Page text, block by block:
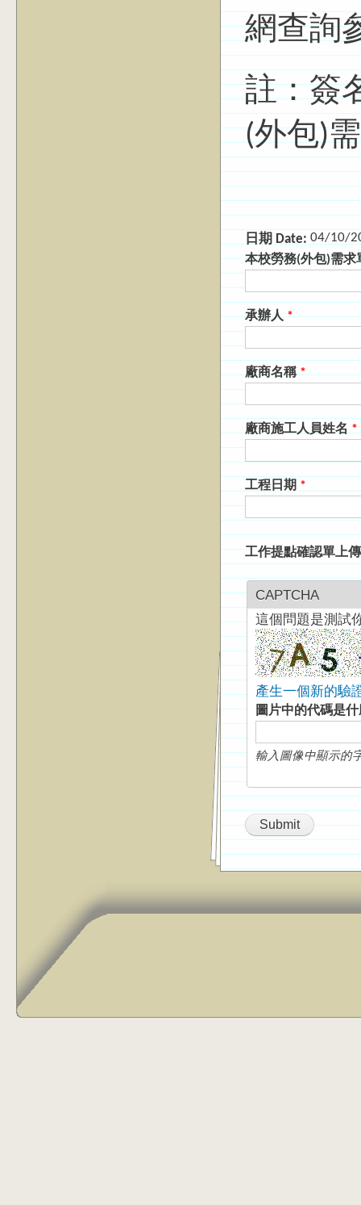
網查詢
註：簽
(外包)
日期 Date: 04/10/
本校勞務(外包)需
承辦人*
廠商名稱*
廠商施工人員姓名 *
工程日期 *
工作提點確認單上
CAPTCHA
這個問題是測試
產生一個新的驗
圖片中的代碼是
輸入圖像中顯示的